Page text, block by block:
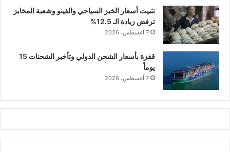
تثبيت أسعار الخبز السياحي والفينو وشعبة المخابز
ترفض زيادة الـ 12.5%
7 أغسطس، 2026
قفزة بأسعار الشحن الدولي وتأخير الشحنات 15
يوماً
7 أغسطس، 2026